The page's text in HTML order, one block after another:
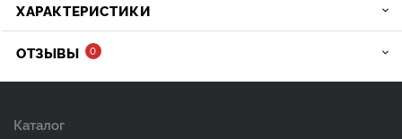
ХАРАКТЕРИСТИКИ
ОТЗЫВЫ 0
Каталог